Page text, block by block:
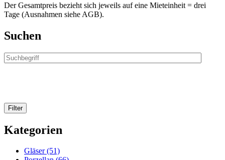
Der Gesamtpreis bezieht sich jeweils auf eine Mieteinheit = drei
Tage (Ausnahmen siehe AGB).
Suchen
Kategorien
Gläser (51)